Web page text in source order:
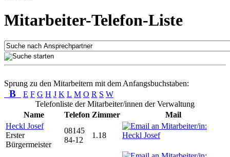
Mitarbeiter-Telefon-Liste
Sprung zu den Mitarbeitern mit dem Anfangsbuchstaben:
B E F G H J K L M O R S W
Telefonliste der Mitarbeiter/innen der Verwaltung
Name
Telefon Zimmer
Mail
Heckl Josef
Erster
Bürgermeister
08145
84-12
1.18